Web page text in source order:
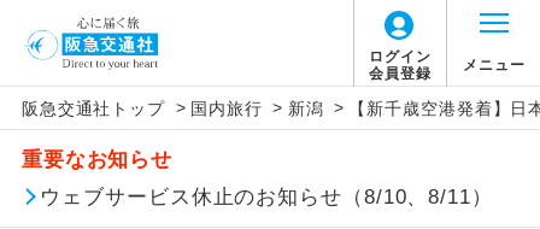
ログイン
会員登録
メニュー
阪急交通社トップ > 国内旅行 > 新潟 > 【新千歳空港発着】
重要なお知らせ
ウェブサービス休止のお知らせ（8/10、8/11）
【国内旅客施設使用料について】
旅行代金に国内旅客施設使用料は含まれてお
りません。別途お支払いが必要となります。
新千歳空港往復：大人740円、子供740円、幼
アイコン 説明
添乗員同行
往路出発空港（駅）から復路到着空港
（駅）まで同行します。